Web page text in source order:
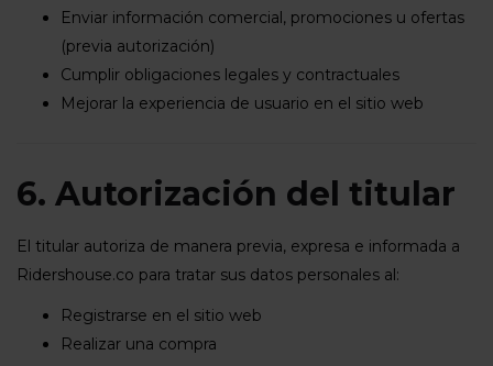
Enviar información comercial, promociones u ofertas
(previa autorización)
Cumplir obligaciones legales y contractuales
Mejorar la experiencia de usuario en el sitio web
6. Autorización del titular
El titular autoriza de manera previa, expresa e informada a
Ridershouse.co para tratar sus datos personales al:
Registrarse en el sitio web
Realizar una compra